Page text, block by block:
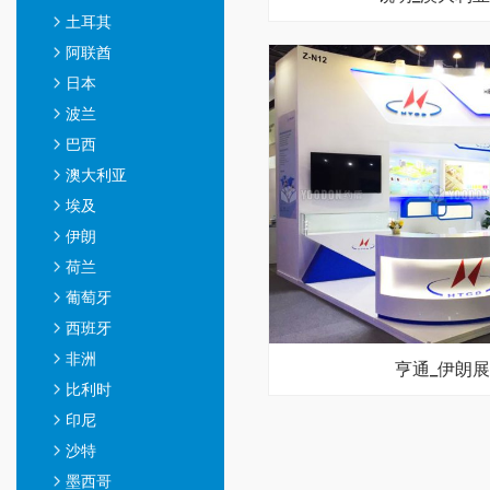
土耳其
阿联酋
日本
波兰
巴西
澳大利亚
埃及
伊朗
荷兰
葡萄牙
西班牙
非洲
比利时
印尼
沙特
墨西哥
亨通_伊朗